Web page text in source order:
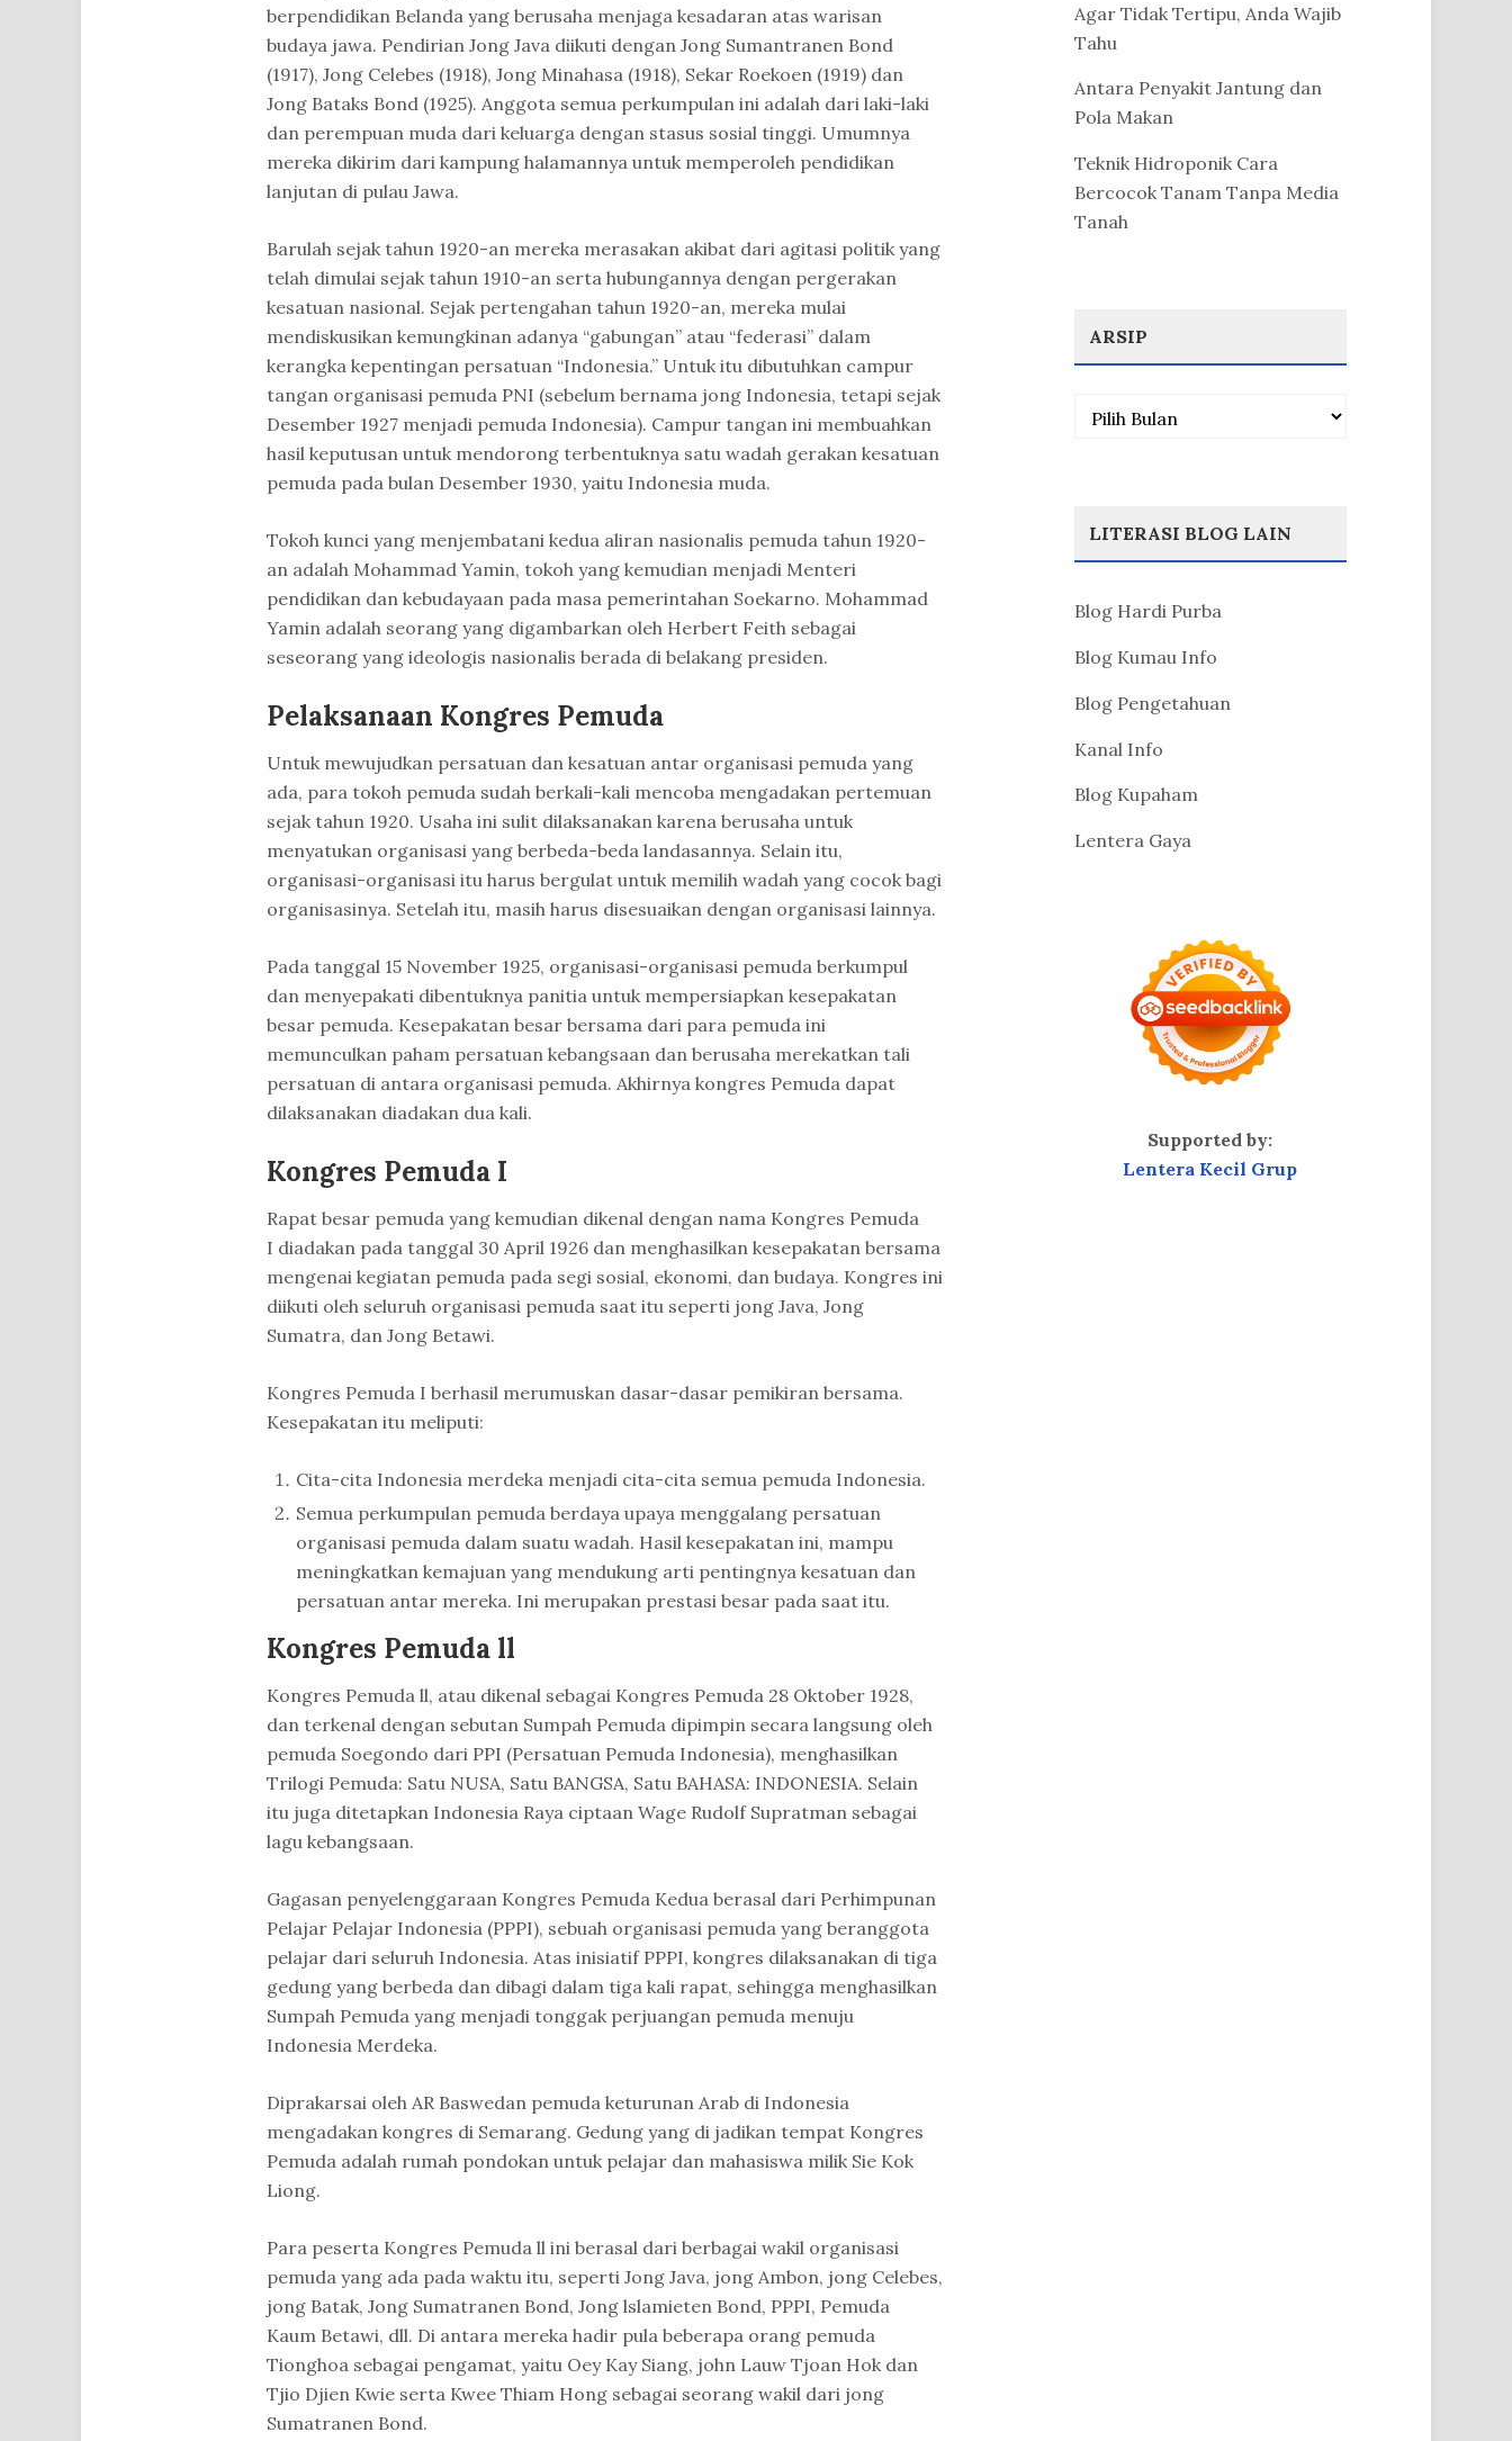
berpendidikan Belanda yang berusaha menjaga kesadaran atas warisan
budaya jawa. Pendirian Jong Java diikuti dengan Jong Sumantranen Bond
(1917), Jong Celebes (1918), Jong Minahasa (1918), Sekar Roekoen (1919) dan
Jong Bataks Bond (1925). Anggota semua perkumpulan ini adalah dari laki-laki
dan perempuan muda dari keluarga dengan stasus sosial tinggi. Umumnya
mereka dikirim dari kampung halamannya untuk memperoleh pendidikan
lanjutan di pulau Jawa.
Barulah sejak tahun 1920-an mereka merasakan akibat dari agitasi politik yang
telah dimulai sejak tahun 1910-an serta hubungannya dengan pergerakan
kesatuan nasional. Sejak pertengahan tahun 1920-an, mereka mulai
mendiskusikan kemungkinan adanya “gabungan” atau “federasi” dalam
kerangka kepentingan persatuan “Indonesia.” Untuk itu dibutuhkan campur
tangan organisasi pemuda PNI (sebelum bernama jong Indonesia, tetapi sejak
Desember 1927 menjadi pemuda Indonesia). Campur tangan ini membuahkan
hasil keputusan untuk mendorong terbentuknya satu wadah gerakan kesatuan
pemuda pada bulan Desember 1930, yaitu Indonesia muda.
Tokoh kunci yang menjembatani kedua aliran nasionalis pemuda tahun 1920-
an adalah Mohammad Yamin, tokoh yang kemudian menjadi Menteri
pendidikan dan kebudayaan pada masa pemerintahan Soekarno. Mohammad
Yamin adalah seorang yang digambarkan oleh Herbert Feith sebagai
seseorang yang ideologis nasionalis berada di belakang presiden.
Pelaksanaan Kongres Pemuda
Untuk mewujudkan persatuan dan kesatuan antar organisasi pemuda yang
ada, para tokoh pemuda sudah berkali-kali mencoba mengadakan pertemuan
sejak tahun 1920. Usaha ini sulit dilaksanakan karena berusaha untuk
menyatukan organisasi yang berbeda-beda landasannya. Selain itu,
organisasi-organisasi itu harus bergulat untuk memilih wadah yang cocok bagi
organisasinya. Setelah itu, masih harus disesuaikan dengan organisasi lainnya.
Pada tanggal 15 November 1925, organisasi-organisasi pemuda berkumpul
dan menyepakati dibentuknya panitia untuk mempersiapkan kesepakatan
besar pemuda. Kesepakatan besar bersama dari para pemuda ini
memunculkan paham persatuan kebangsaan dan berusaha merekatkan tali
persatuan di antara organisasi pemuda. Akhirnya kongres Pemuda dapat
dilaksanakan diadakan dua kali.
Kongres Pemuda I
Rapat besar pemuda yang kemudian dikenal dengan nama Kongres Pemuda
I diadakan pada tanggal 30 April 1926 dan menghasilkan kesepakatan bersama
mengenai kegiatan pemuda pada segi sosial, ekonomi, dan budaya. Kongres ini
diikuti oleh seluruh organisasi pemuda saat itu seperti jong Java, Jong
Sumatra, dan Jong Betawi.
Kongres Pemuda I berhasil merumuskan dasar-dasar pemikiran bersama.
Kesepakatan itu meliputi:
Cita-cita Indonesia merdeka menjadi cita-cita semua pemuda Indonesia.
Semua perkumpulan pemuda berdaya upaya menggalang persatuan
organisasi pemuda dalam suatu wadah. Hasil kesepakatan ini, mampu
meningkatkan kemajuan yang mendukung arti pentingnya kesatuan dan
persatuan antar mereka. Ini merupakan prestasi besar pada saat itu.
Kongres Pemuda ll
Kongres Pemuda ll, atau dikenal sebagai Kongres Pemuda 28 Oktober 1928,
dan terkenal dengan sebutan Sumpah Pemuda dipimpin secara langsung oleh
pemuda Soegondo dari PPI (Persatuan Pemuda Indonesia), menghasilkan
Trilogi Pemuda: Satu NUSA, Satu BANGSA, Satu BAHASA: INDONESIA. Selain
itu juga ditetapkan Indonesia Raya ciptaan Wage Rudolf Supratman sebagai
lagu kebangsaan.
Gagasan penyelenggaraan Kongres Pemuda Kedua berasal dari Perhimpunan
Pelajar Pelajar Indonesia (PPPI), sebuah organisasi pemuda yang beranggota
pelajar dari seluruh Indonesia. Atas inisiatif PPPI, kongres dilaksanakan di tiga
gedung yang berbeda dan dibagi dalam tiga kali rapat, sehingga menghasilkan
Sumpah Pemuda yang menjadi tonggak perjuangan pemuda menuju
Indonesia Merdeka.
Diprakarsai oleh AR Baswedan pemuda keturunan Arab di Indonesia
mengadakan kongres di Semarang. Gedung yang di jadikan tempat Kongres
Pemuda adalah rumah pondokan untuk pelajar dan mahasiswa milik Sie Kok
Liong.
Para peserta Kongres Pemuda ll ini berasal dari berbagai wakil organisasi
pemuda yang ada pada waktu itu, seperti Jong Java, jong Ambon, jong Celebes,
jong Batak, Jong Sumatranen Bond, Jong lslamieten Bond, PPPI, Pemuda
Kaum Betawi, dll. Di antara mereka hadir pula beberapa orang pemuda
Tionghoa sebagai pengamat, yaitu Oey Kay Siang, john Lauw Tjoan Hok dan
Tjio Djien Kwie serta Kwee Thiam Hong sebagai seorang wakil dari jong
Sumatranen Bond.
Agar Tidak Tertipu, Anda Wajib
Tahu
Antara Penyakit Jantung dan
Pola Makan
Teknik Hidroponik Cara
Bercocok Tanam Tanpa Media
Tanah
ARSIP
Arsip
LITERASI BLOG LAIN
Blog Hardi Purba
Blog Kumau Info
Blog Pengetahuan
Kanal Info
Blog Kupaham
Lentera Gaya
Supported by:
Lentera Kecil Grup